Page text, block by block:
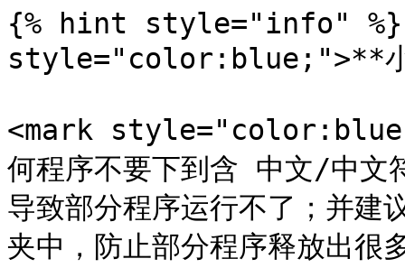
{% hint style="info" %}
style="color:blue;">**小
<mark
何程序不要下到含 中文/中文
导致部分程序运行不了；并建
夹中，防止部分程序释放出很